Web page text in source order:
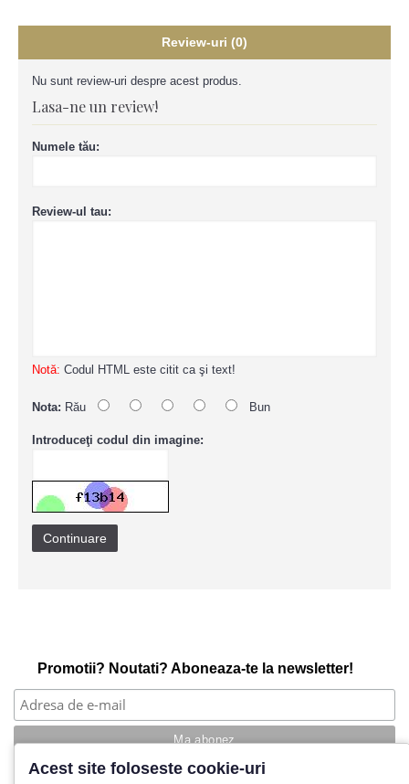
Review-uri (0)
Nu sunt review-uri despre acest produs.
Lasa-ne un review!
Numele tău:
Review-ul tau:
Notă: Codul HTML este citit ca şi text!
Nota: Rău Bun
Introduceţi codul din imagine:
Continuare
Promotii? Noutati? Aboneaza-te la newsletter!
Acest site foloseste cookie-uri